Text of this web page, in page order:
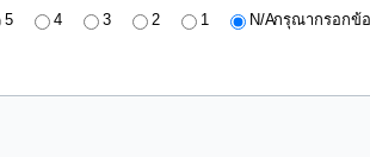
5
4 3 2 1 N/Aกรุณากรอกข้